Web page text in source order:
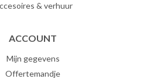
& verhuur
ACCOUNT
Mijn gegevens
Offertemandje